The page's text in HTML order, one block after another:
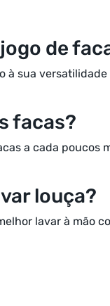
de
à sua
facas?
a cada poucos
louça?
lavar à mão